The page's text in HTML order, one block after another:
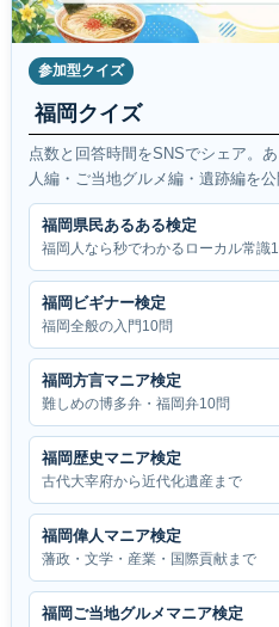
参加型クイズ
福岡クイズ
点数と回答時間をSNSでシェア。
人編・ご当地グルメ編・遺跡編を公
福岡県民あるある検定
福岡人なら秒でわかるローカル常識
福岡ビギナー検定
福岡全般の入門10問
福岡方言マニア検定
難しめの博多弁・福岡弁10問
福岡歴史マニア検定
古代大宰府から近代化遺産まで
福岡偉人マニア検定
藩政・文学・産業・国際貢献まで
福岡ご当地グルメマニア検定